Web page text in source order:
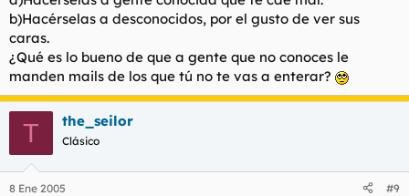
b)Hacérselas a desconocidos, por el gusto de ver sus
caras.
¿Qué es lo bueno de que a gente que no conoces le
manden mails de los que tú no te vas a enterar?
T the_seilor
Clásico
8 Ene 2005 #9